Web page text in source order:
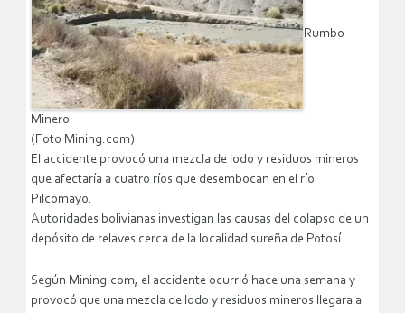
Rumbo
Minero
(Foto Mining.com)
El accidente provocó una mezcla de lodo y residuos mineros
que afectaría a cuatro ríos que desembocan en el río
Pilcomayo.
Autoridades bolivianas investigan las causas del colapso de un
depósito de relaves cerca de la localidad sureña de Potosí.
Según Mining.com, el accidente ocurrió hace una semana y
provocó que una mezcla de lodo y residuos mineros llegara a